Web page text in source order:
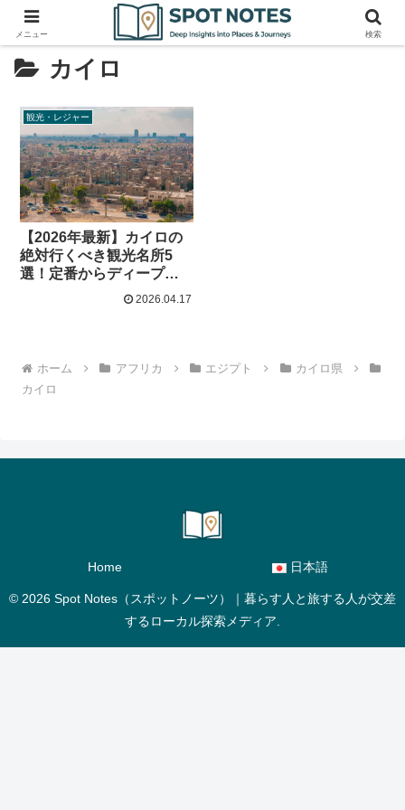
カイロ
観光・レジャー
【2026年最新】カイロの
絶対行くべき観光名所5
選！定番からディープな
穴場までリアルな見どこ
2026.04.17
ホーム アフリカ エジプト
カイロ県
カイロ
Home 日本語
© 2026 Spot Notes（スポットノーツ）｜暮らす人と旅する人が交差
するローカル探索メディア.
メニュー 検索